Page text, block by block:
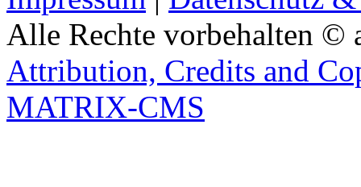
Alle Rechte vorbehalten ©
Attribution, Credits and
MATRIX-CMS